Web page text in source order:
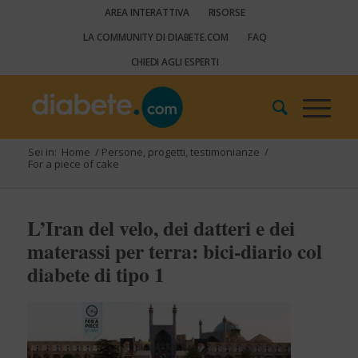
AREA INTERATTIVA
RISORSE
LA COMMUNITY DI DIABETE.COM
FAQ
CHIEDI AGLI ESPERTI
Sei in: Home / Persone, progetti, testimonianze /
For a piece of cake
L’Iran del velo, dei datteri e dei
materassi per terra: bici-diario col
diabete di tipo 1